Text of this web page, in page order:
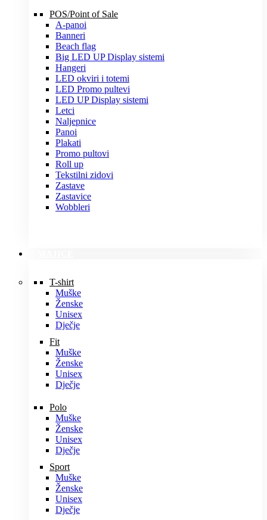
POS/Point of Sale
A-panoi
Banneri
Beach flag
Big LED UP Display sistemi
Hangeri
LED okviri i totemi
LED Promo pultevi
LED UP Display sistemi
Letci
Naljepnice
Panoi
Plakati
Promo pultovi
Roll up
Tekstilni zidovi
Zastave
Zastavice
Wobbleri
T-shirt
Muške
Ženske
Unisex
Dječje
Fit
Muške
Ženske
Unisex
Dječje
Polo
Muške
Ženske
Unisex
Dječje
Sport
Muške
Ženske
Unisex
Dječje